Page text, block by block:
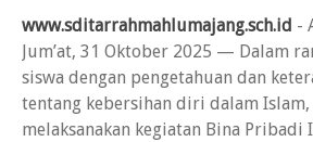
www.sditarrahmahlumajang.sch.id -
Jum’at, 31 Oktober 2025 — Dalam
siswa dengan pengetahuan dan
tentang kebersihan diri dalam Islam,
melaksanakan kegiatan Bina Pribadi